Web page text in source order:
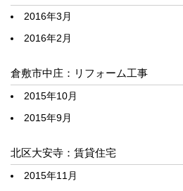
2016年3月
2016年2月
倉敷市中庄：リフォーム工事
2015年10月
2015年9月
北区大安寺：賃貸住宅
2015年11月